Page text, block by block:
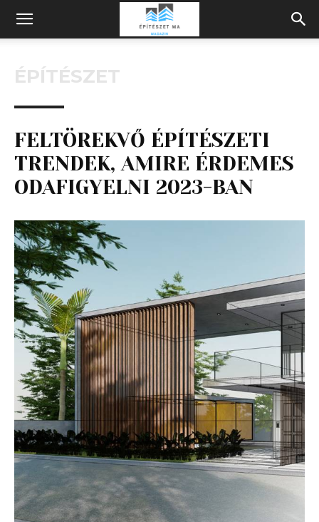
Építeszeti
Magazin
ÉPÍTÉSZET
FELTÖREKVŐ ÉPÍTÉSZETI
TRENDEK, AMIRE ÉRDEMES
ODAFIGYELNI 2023-BAN